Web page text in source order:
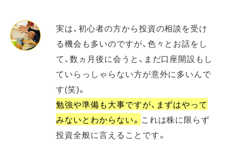
実は、初心者の方から投資の相談を受け
る機会も多いのですが、色々とお話をし
て、数ヵ月後に会うと、まだ口座開設もし
ていらっしゃらない方が意外に多いんで
す(笑)。
勉強や準備も大事ですが、まずはやって
みないとわからない。 これは株に限らず
投資全般に言えることです。